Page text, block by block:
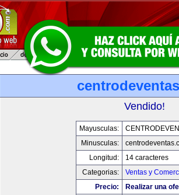
Vendido!
Mayusculas:
Minusculas:
Longitud:
14 caracteres
Categorias:
Ventas y
Precio:
Realizar una